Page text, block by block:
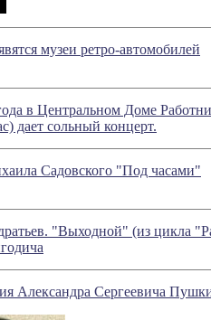
музеи ретро-автомобилей
в Центральном Доме
дает сольный концерт.
Садовского "Под часами"
"Выходной" (из цикла
Александра Сергеевича